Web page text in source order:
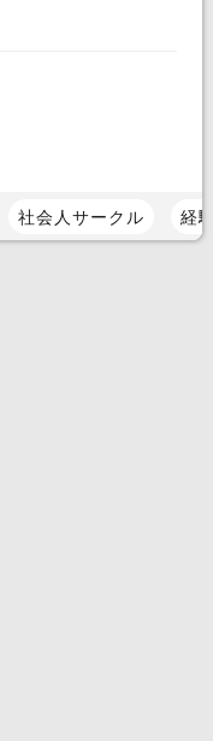
社会人サークル 経